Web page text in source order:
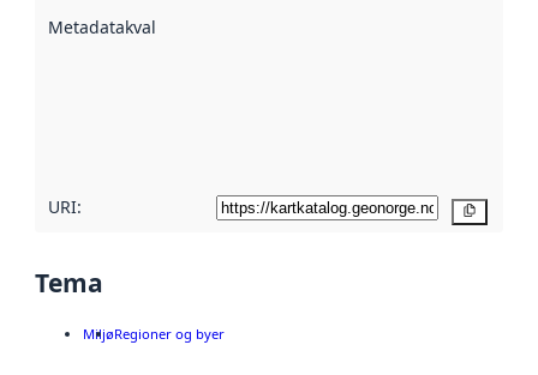
Metadatakvalitet
URI:
Tema
MiljøRegioner og byer